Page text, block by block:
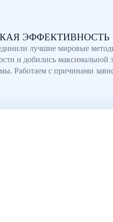
ЭФФЕКТИВНОСТЬ
лучшие мировые
и добились максимальной
Работаем с причинами